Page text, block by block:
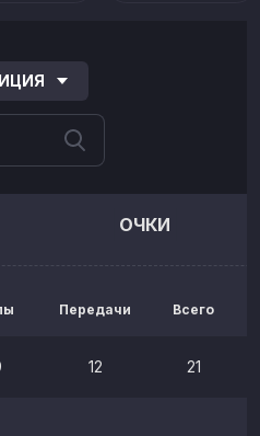
ОЧКИ
Передачи Всего
12 21